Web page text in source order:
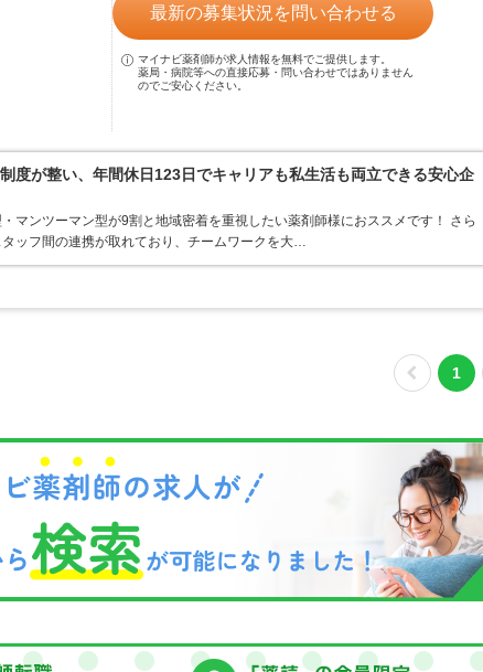
最新の募集状況を問い合わせる
マイナビ薬剤師が求人情報を無料でご提供します。
薬局・病院等への直接応募・問い合わせではありません
のでご安心ください。
度が整い、年間休日123日でキャリアも私生活も両立できる安心企
マンツーマン型が9割と地域密着を重視したい薬剤師様におススメです！ さら
ッフ間の連携が取れており、チームワークを大…
1